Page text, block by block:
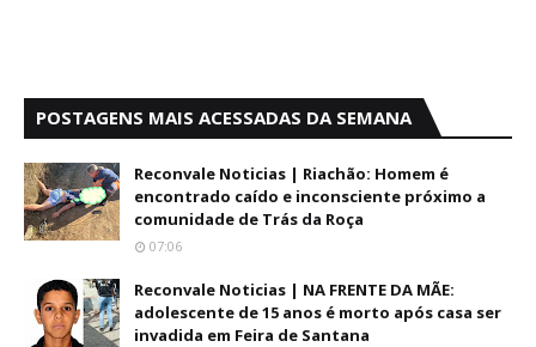
POSTAGENS MAIS ACESSADAS DA SEMANA
Reconvale Noticias | Riachão: Homem é
encontrado caído e inconsciente próximo a
comunidade de Trás da Roça
07:06
Reconvale Noticias | NA FRENTE DA MÃE:
adolescente de 15 anos é morto após casa ser
invadida em Feira de Santana